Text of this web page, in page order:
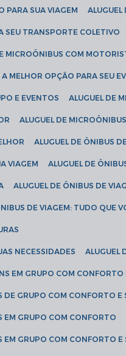
PARA SUA VIAGEM
SEU TRANSPORTE COLETIVO
MICROÔNIBUS COM
MELHOR OPÇÃO PARA SEU
E EVENTOS ALUGUEL DE
ALUGUEL DE
ALUGUEL DE ÔNIBUS
VIAGEM ALUGUEL DE
ALUGUEL DE ÔNIBUS DE
DE VIAGEM: TUDO QUE
NECESSIDADES
EM GRUPO COM
DE GRUPO COM CONFORTO E
EM GRUPO COM CONFORTO
EM GRUPO COM CONFORTO